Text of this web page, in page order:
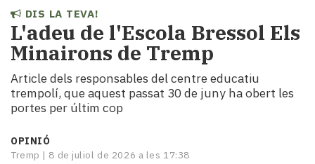
Societat
Política
i
municipis
Economia
i
turisme
Esports
Mai
DIS LA TEVA!
L'adeu de l'Escola Bressol Els
Minairons de Tremp
Article dels responsables del centre educatiu
trempolí, que aquest passat 30 de juny ha obert les
portes per últim cop
OPINIÓ
Tremp | 8 de juliol de 2026 a les 17:38